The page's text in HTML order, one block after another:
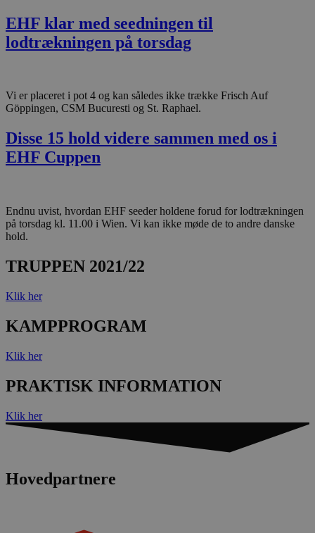
EHF klar med seedningen til
lodtrækningen på torsdag
Vi er placeret i pot 4 og kan således ikke trække Frisch Auf
Göppingen, CSM Bucuresti og St. Raphael.
Disse 15 hold videre sammen med os i
EHF Cuppen
Endnu uvist, hvordan EHF seeder holdene forud for lodtrækningen
på torsdag kl. 11.00 i Wien. Vi kan ikke møde de to andre danske
hold.
TRUPPEN 2021/22
Klik her
KAMPPROGRAM
Klik her
PRAKTISK INFORMATION
Klik her
Hovedpartnere